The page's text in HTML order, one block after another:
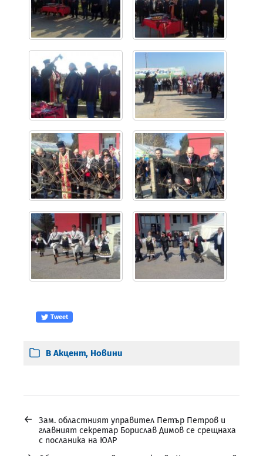
Tweet
В Акцент, Новини
←
Зам. областният управител Петър Петров и
главният секретар Борислав Димов се срещнаха
с посланика на ЮАР